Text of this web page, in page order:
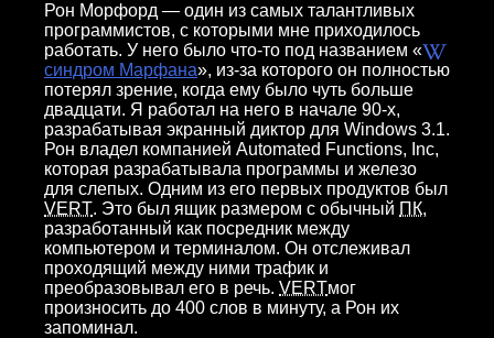
Рон Морфорд — один из самых талантливых
программистов, с которыми мне приходилось
работать. У него было что-то под названием «
синдром Марфана», из-за которого он полностью
потерял зрение, когда ему было чуть больше
двадцати. Я работал на него в начале 90-х,
разрабатывая экранный диктор для Windows 3.1.
Рон владел компанией Automated Functions, Inc,
которая разрабатывала программы и железо
для слепых. Одним из его первых продуктов был
VERT. Это был ящик размером с обычный ПК,
разработанный как посредник между
компьютером и терминалом. Он отслеживал
проходящий между ними трафик и
преобразовывал его в речь. VERTмог
произносить до 400 слов в минуту, а Рон их
запоминал.